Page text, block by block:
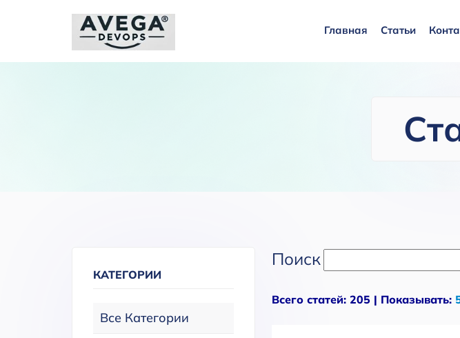
Главная Статьи
КАТЕГОРИИ
Все Категории
Поиск
Всего статей: 205 | Показывать: